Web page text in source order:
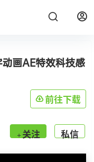
画AE特效科技感
前往下载
关注 私信